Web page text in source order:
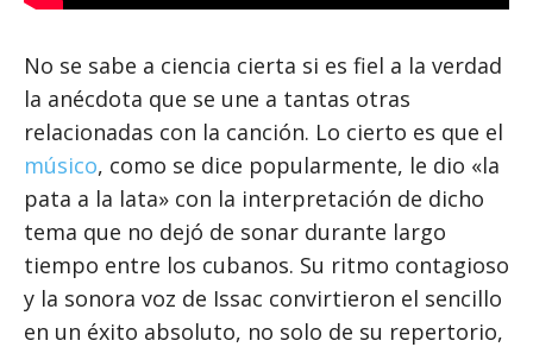
No se sabe a ciencia cierta si es fiel a la verdad
la anécdota que se une a tantas otras
relacionadas con la canción. Lo cierto es que el
músico, como se dice popularmente, le dio «la
pata a la lata» con la interpretación de dicho
tema que no dejó de sonar durante largo
tiempo entre los cubanos. Su ritmo contagioso
y la sonora voz de Issac convirtieron el sencillo
en un éxito absoluto, no solo de su repertorio,